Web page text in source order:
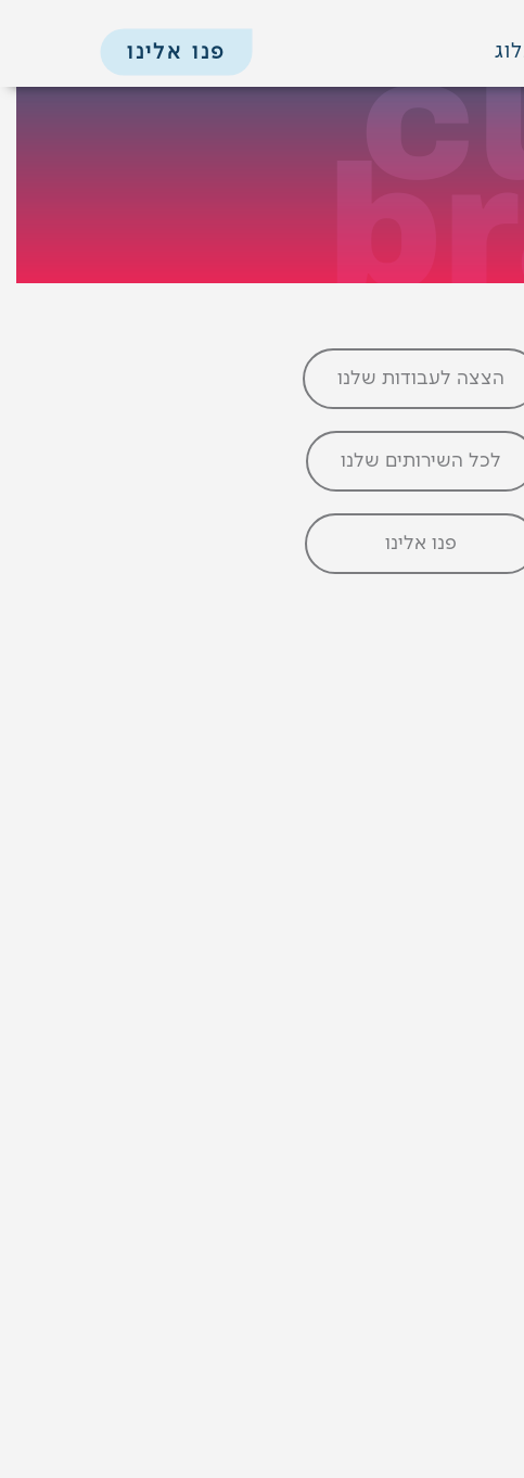
פנו אלינו
הצצה לעבודות שלנו
לכל השירותים שלנו
פנו אלינו